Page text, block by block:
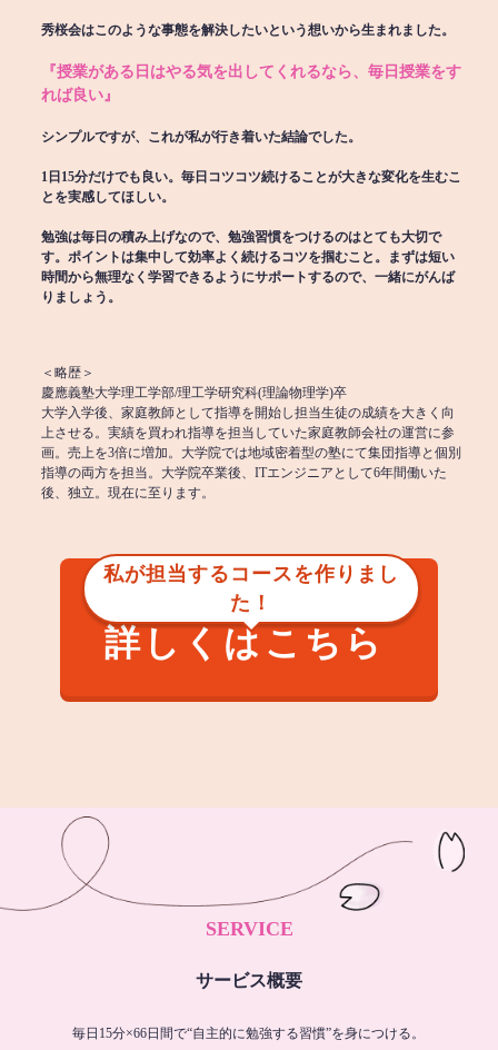
秀桜会はこのような事態を解決したいという想いから生まれました。
『授業がある日はやる気を出してくれるなら、毎日授業をす
れば良い』
シンプルですが、これが私が行き着いた結論でした。
1日15分だけでも良い。毎日コツコツ続けることが大きな変化を生むこ
とを実感してほしい。
勉強は毎日の積み上げなので、勉強習慣をつけるのはとても大切で
す。ポイントは集中して効率よく続けるコツを掴むこと。まずは短い
時間から無理なく学習できるようにサポートするので、一緒にがんば
りましょう。
＜略歴＞
慶應義塾大学理工学部/理工学研究科(理論物理学)卒
大学入学後、家庭教師として指導を開始し担当生徒の成績を大きく向
上させる。実績を買われ指導を担当していた家庭教師会社の運営に参
画。売上を3倍に増加。大学院では地域密着型の塾にて集団指導と個別
指導の両方を担当。大学院卒業後、ITエンジニアとして6年間働いた
後、独立。現在に至ります。
私が担当するコースを作りまし
た！
詳しくはこちら
SERVICE
サービス概要
毎日15分×66日間で“自主的に勉強する習慣”を身につける。